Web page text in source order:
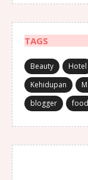
TAGS
Beauty Hotel
Kehidupan
blogger
food